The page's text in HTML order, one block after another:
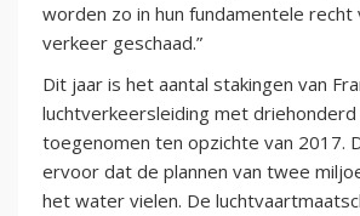
worden zo in hun fundamentele recht
verkeer geschaad.”
Dit jaar is het aantal stakingen van
luchtverkeersleiding met
toegenomen ten opzichte van 2017.
ervoor dat de plannen van twee
het water vielen. De